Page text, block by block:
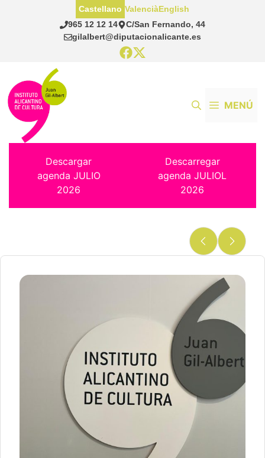
965 12 12 14
C/San Fernando, 44
gilalbert@diputacionalicante.es
Castellano ValenciàEnglish
MENÚ
Descargar
agenda JULIO
2026
Descarregar
agenda JULIOL
2026